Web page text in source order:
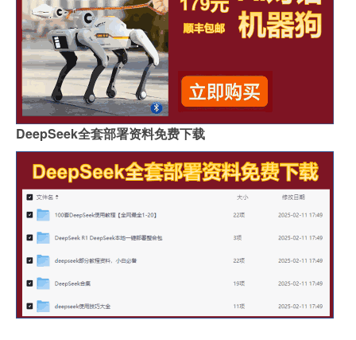
DeepSeek全套部署资料免费下载